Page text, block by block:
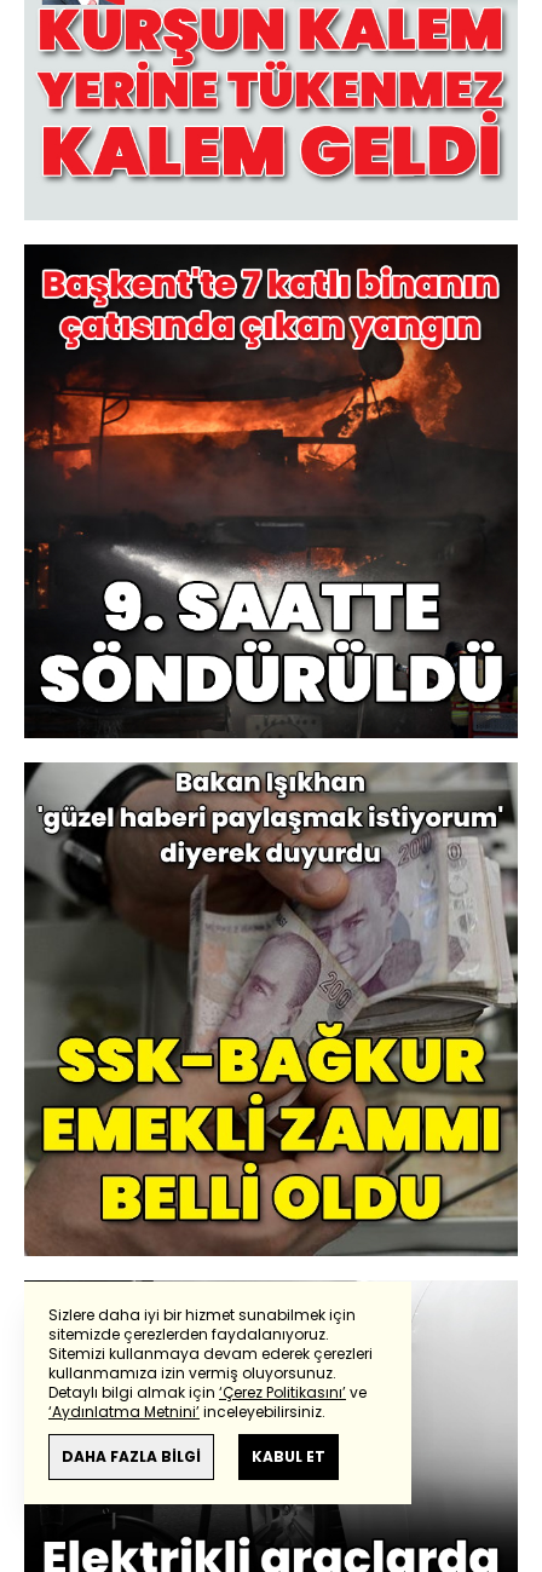
Sizlere daha iyi bir hizmet sunabilmek için
sitemizde çerezlerden faydalanıyoruz.
Sitemizi kullanmaya devam ederek çerezleri
kullanmamıza izin vermiş oluyorsunuz.
Detaylı bilgi almak için ‘Çerez Politikasını’ve
‘Aydınlatma Metnini’inceleyebilirsiniz.
DAHA FAZLA BİLGİ KABUL ET